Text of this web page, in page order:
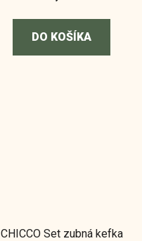
DO KOŠÍKA
CHICCO Set zubná kefka